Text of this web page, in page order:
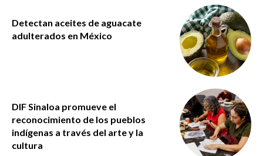
Detectan aceites de aguacate
adulterados en México
DIF Sinaloa promueve el
reconocimiento de los pueblos
indígenas a través del arte y la
cultura